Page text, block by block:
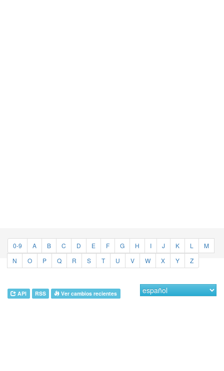
0-9 A B C D E F G H I J K L
M
N
O P Q R S T U V W X Y Z
API RSS Ver cambios recientes